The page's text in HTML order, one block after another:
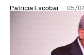
Patricia Escobar - 05/